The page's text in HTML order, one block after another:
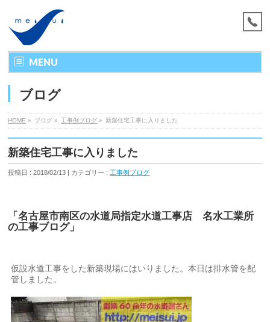
MENU
ブログ
HOME » ブログ » 工事例ブログ » 新築住宅工事に入りました
新築住宅工事に入りました
投稿日 : 2018/02/13 | カテゴリー : 工事例ブログ
「名古屋市南区の水道局指定水道工事店 名水工業所
の工事ブログ」
仮設水道工事をした新築現場にはいりました。本日は排水管を配
管しました。